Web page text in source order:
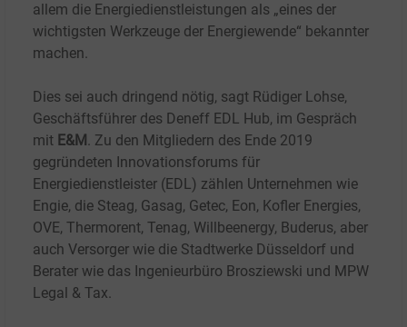
allem die Energiedienstleistungen als „eines der
wichtigsten Werkzeuge der Energiewende“ bekannter
machen.
Dies sei auch dringend nötig, sagt Rüdiger Lohse,
Geschäftsführer des Deneff EDL Hub, im Gespräch
mit E&M . Zu den Mitgliedern des Ende 2019
gegründeten Innovationsforums für
Energiedienstleister (EDL) zählen Unternehmen wie
Engie, die Steag, Gasag, Getec, Eon, Kofler Energies,
OVE, Thermorent, Tenag, Willbeenergy, Buderus, aber
auch Versorger wie die Stadtwerke Düsseldorf und
Berater wie das Ingenieurbüro Brosziewski und MPW
Legal & Tax.